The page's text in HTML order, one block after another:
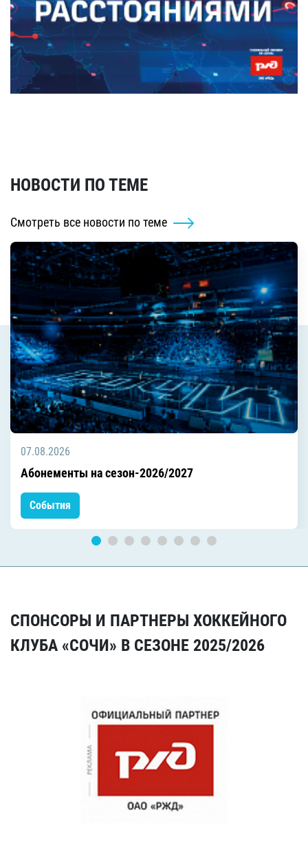
НОВОСТИ ПО ТЕМЕ
Смотреть все новости по теме
07.08.2026
Абонементы на сезон-2026/2027
События
СПОНСОРЫ И ПАРТНЕРЫ ХОККЕЙНОГО
КЛУБА «СОЧИ» В СЕЗОНЕ 2025/2026